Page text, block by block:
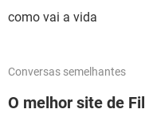
como vai a vida
Conversas semelhantes
O melhor site de